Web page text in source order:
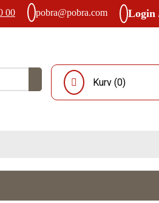
00 pobra@pobra.com Login
Kurv (0)